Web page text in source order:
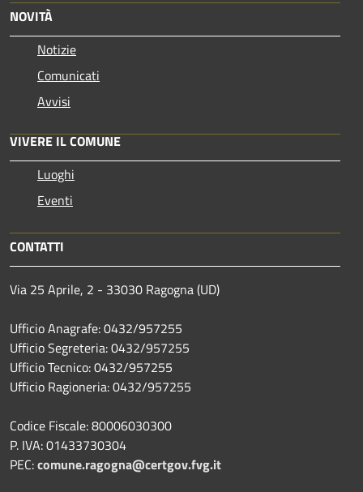
NOVITÀ
Notizie
Comunicati
Avvisi
VIVERE IL COMUNE
Luoghi
Eventi
CONTATTI
Via 25 Aprile, 2 - 33030 Ragogna (UD)
Ufficio Anagrafe: 0432/957255
Ufficio Segreteria: 0432/957255
Ufficio Tecnico: 0432/957255
Ufficio Ragioneria: 0432/957255
Codice Fiscale: 80006030300
P. IVA: 01433730304
PEC:comune.ragogna@certgov.fvg.it